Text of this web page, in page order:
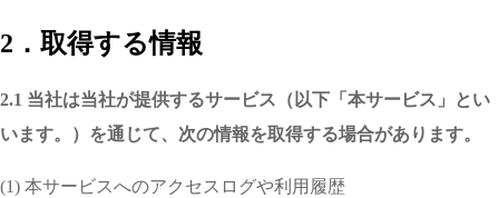
2．取得する情報
2.1 当社は当社が提供するサービス（以下「本サービス」とい
います。）を通じて、次の情報を取得する場合があります。
(1) 本サービスへのアクセスログや利用履歴